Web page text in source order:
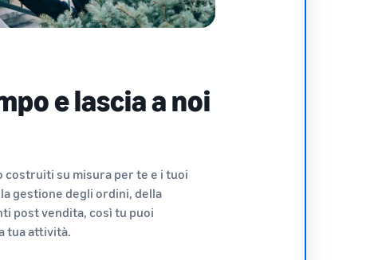
e lascia a noi
su misura per te e i tuoi
gestione degli ordini, della
post vendita, così tu puoi
tua attività.